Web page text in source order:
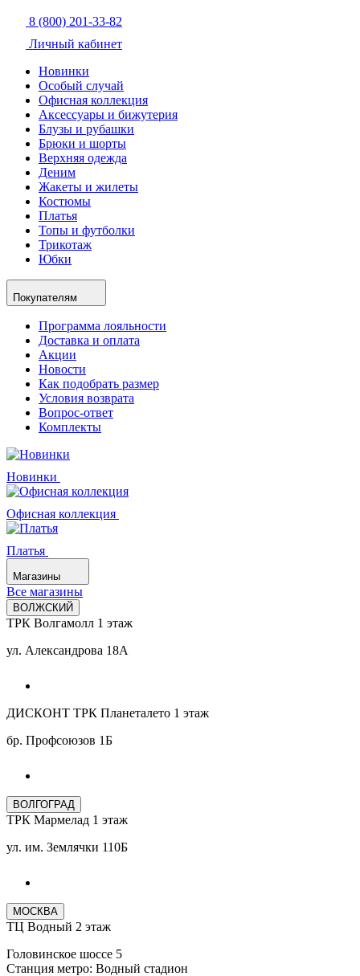
8 (800) 201-33-82
Личный кабинет
Новинки
Особый случай
Офисная коллекция
Аксессуары и бижутерия
Блузы и рубашки
Брюки и шорты
Верхняя одежда
Деним
Жакеты и жилеты
Костюмы
Платья
Топы и футболки
Трикотаж
Юбки
Покупателям
Программа лояльности
Доставка и оплата
Акции
Новости
Как подобрать размер
Условия возврата
Вопрос-ответ
Комплекты
Новинки
Офисная коллекция
Платья
Магазины
Все магазины
ВОЛЖСКИЙ
ТРК Волгамолл 1 этаж
ул. Александрова 18А
ДИСКОНТ ТРК Планеталето 1 этаж
бр. Профсоюзов 1Б
ВОЛГОГРАД
ТРК Мармелад 1 этаж
ул. им. Землячки 110Б
МОСКВА
ТЦ Водный 2 этаж
Головинское шоссе 5
Станция метро: Водный стадион